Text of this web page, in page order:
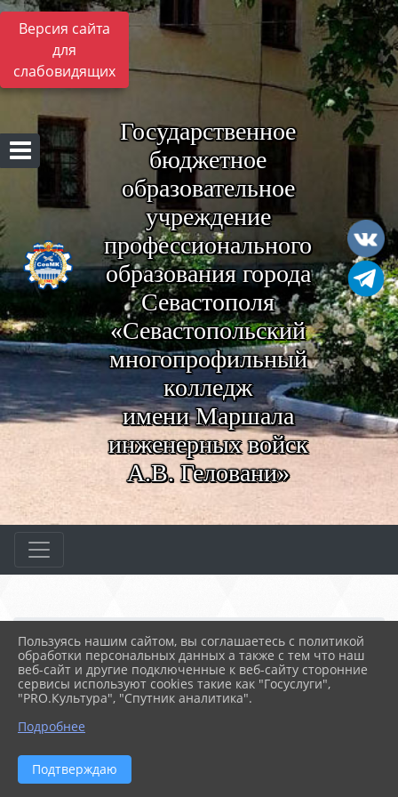
Версия сайта
для
слабовидящих
Государственное
бюджетное
образовательное
учреждение
профессионального
образования города
Севастополя
«Севастопольский
многопрофильный
колледж
имени Маршала
инженерных войск
А.В. Геловани»
Главная МЕРОПРИЯТИЯ Новости Объявление
11.08.2025 13:43
ОБЪЯВЛЕНИЕ
Пользуясь нашим сайтом, вы соглашаетесь с политикой
обработки персональных данных а также с тем что наш
веб-сайт и другие подключенные к веб-сайту сторонние
сервисы используют cookies такие как "Госуслуги",
"PRO.Культура", "Спутник аналитика".
Подробнее
Подтверждаю